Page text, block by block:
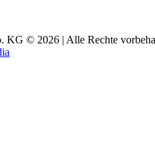
© 2026 | Alle Rechte